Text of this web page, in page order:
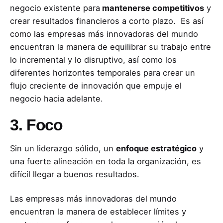
negocio existente para mantenerse competitivos y
crear resultados financieros a corto plazo. Es así
como las empresas más innovadoras del mundo
encuentran la manera de equilibrar su trabajo entre
lo incremental y lo disruptivo, así como los
diferentes horizontes temporales para crear un
flujo creciente de innovación que empuje el
negocio hacia adelante.
3. Foco
Sin un liderazgo sólido, un enfoque estratégico y
una fuerte alineación en toda la organización, es
difícil llegar a buenos resultados.
Las empresas más innovadoras del mundo
encuentran la manera de establecer límites y